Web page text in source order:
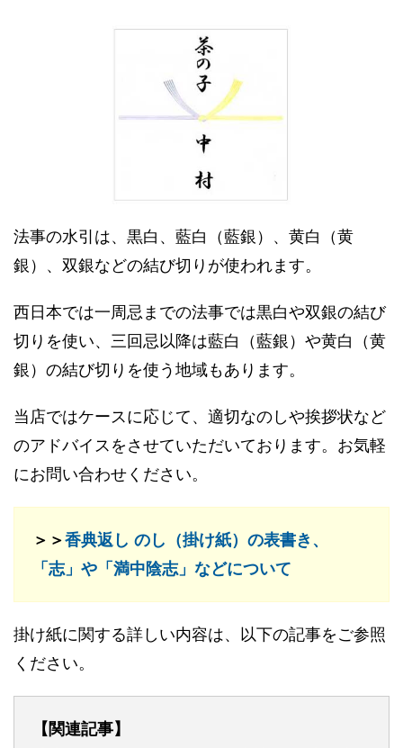
法事の水引は、黒白、藍白（藍銀）、黄白（黄
銀）、双銀などの結び切りが使われます。
西日本では一周忌までの法事では黒白や双銀の結び
切りを使い、三回忌以降は藍白（藍銀）や黄白（黄
銀）の結び切りを使う地域もあります。
当店ではケースに応じて、適切なのしや挨拶状など
のアドバイスをさせていただいております。お気軽
にお問い合わせください。
＞＞香典返し のし（掛け紙）の表書き、
「志」や「満中陰志」などについて
掛け紙に関する詳しい内容は、以下の記事をご参照
ください。
【関連記事】